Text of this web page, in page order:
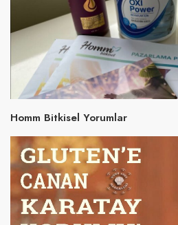
Homm Bitkisel Yorumlar